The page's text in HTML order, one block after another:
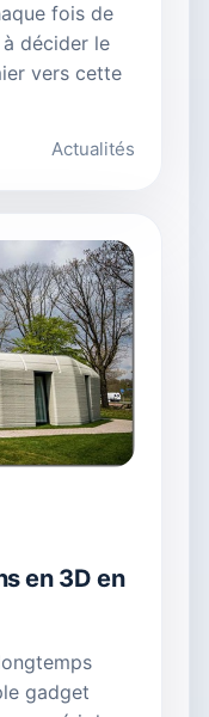
fois de
décider le
vers cette
Actualités
en 3D en
gadget